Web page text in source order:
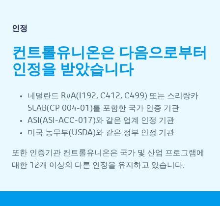
인정
컨트롤유니온은 다음으로부터
인정을 받았습니다
네덜란드 RvA(I192, C412, C499) 또는 스리랑카
SLAB(CP 004-01)를 포함한 국가 인증 기관
ASI(ASI-ACC-017)와 같은 업계 인정 기관
미국 농무부(USDA)와 같은 정부 인정 기관
또한 인증기관 컨트롤유니온은 국가 및 산업 프로그램에
대한 12개 이상의 다른 인정을 유지하고 있습니다.